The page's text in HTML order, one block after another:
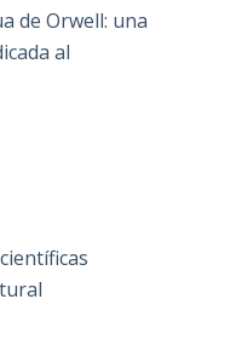
de Orwell: una
al